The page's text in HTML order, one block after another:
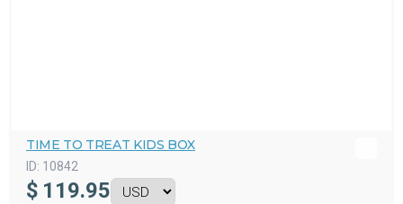
TIME TO TREAT KIDS BOX
ID: 10842
$ 119.95